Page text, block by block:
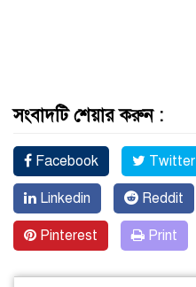
সংবাদটি শেয়ার করুন :
Facebook Twitter
Linkedin Reddit
Pinterest Print